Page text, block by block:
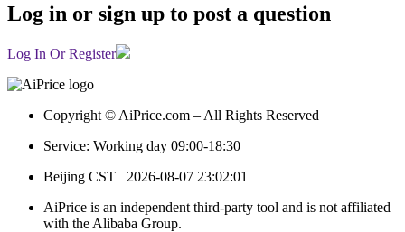
Log in or sign up to post a question
Log In Or Register
Copyright © AiPrice.com – All Rights Reserved
Service: Working day 09:00-18:30
Beijing CST 2026-08-07 23:02:01
AiPrice is an independent third-party tool and is not affiliated
with the Alibaba Group.